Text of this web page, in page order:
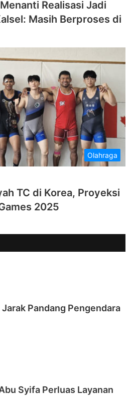
Realisasi Jadi
Masih Berproses di
Olahraga
TC di Korea, Proyeksi
2025
Pandang Pengendara
Syifa Perluas Layanan